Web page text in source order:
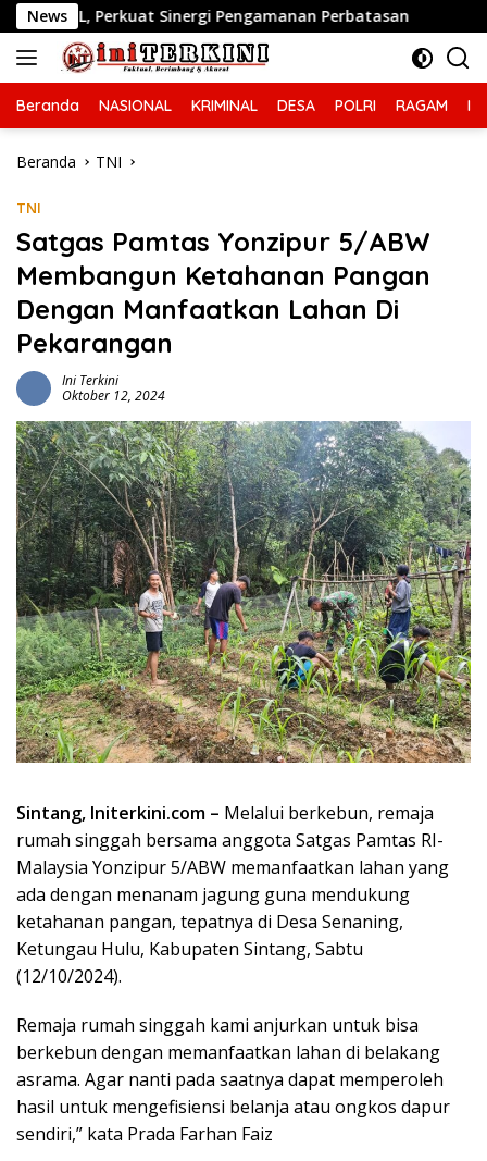
Langsung
ke
konten
NewsSinergi Pengamanan Perbatasan Respon Cepat
Beranda NASIONAL KRIMINAL DESA POLRI RAGAM
Beranda TNI
TNI
Satgas Pamtas Yonzipur 5/ABW
Membangun Ketahanan Pangan
Dengan Manfaatkan Lahan Di
Pekarangan
Ini Terkini
Oktober 12, 2024
Sintang, Initerkini.com – Melalui berkebun, remaja
rumah singgah bersama anggota Satgas Pamtas RI-
Malaysia Yonzipur 5/ABW memanfaatkan lahan yang
ada dengan menanam jagung guna mendukung
ketahanan pangan, tepatnya di Desa Senaning,
Ketungau Hulu, Kabupaten Sintang, Sabtu
(12/10/2024).
Remaja rumah singgah kami anjurkan untuk bisa
berkebun dengan memanfaatkan lahan di belakang
asrama. Agar nanti pada saatnya dapat memperoleh
hasil untuk mengefisiensi belanja atau ongkos dapur
sendiri,” kata Prada Farhan Faiz